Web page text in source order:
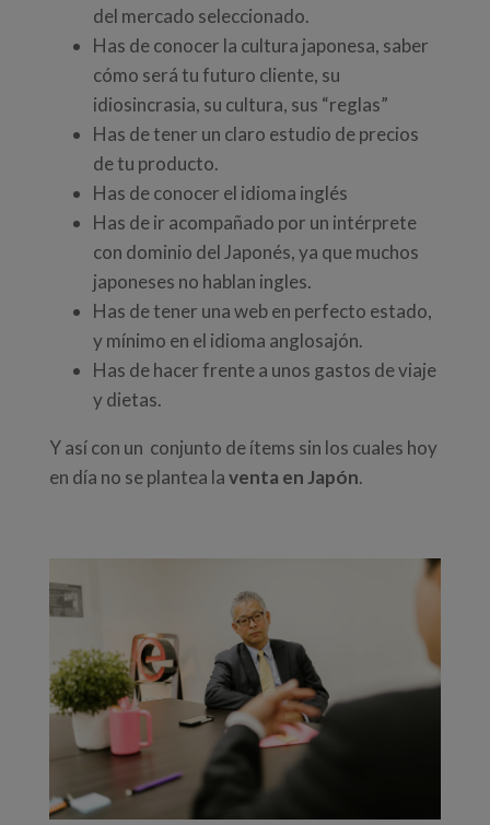
del mercado seleccionado.
Has de conocer la cultura japonesa, saber
cómo será tu futuro cliente, su
idiosincrasia, su cultura, sus “reglas”
Has de tener un claro estudio de precios
de tu producto.
Has de conocer el idioma inglés
Has de ir acompañado por un intérprete
con dominio del Japonés, ya que muchos
japoneses no hablan ingles.
Has de tener una web en perfecto estado,
y mínimo en el idioma anglosajón.
Has de hacer frente a unos gastos de viaje
y dietas.
Y así con un conjunto de ítems sin los cuales hoy
en día no se plantea laventa en Japón.